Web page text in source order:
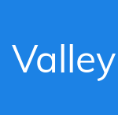
Valley